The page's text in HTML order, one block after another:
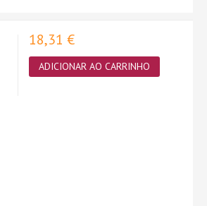
18,31 €
ADICIONAR AO CARRINHO